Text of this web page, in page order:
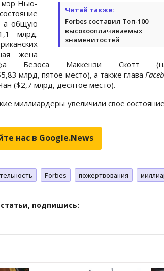
Читай также:
Forbes составил Топ-100
высокооплачиваемых
знаменитостей
мэр Нью-
а общую
млрд.
жена
Безоса Маккензи Скотт
млрд, пятое место), а также глава
($2,7 млрд, десятое место).
миллиардеры увеличили свое
нас в Google.News
Forbes пожертвования
подпишись: